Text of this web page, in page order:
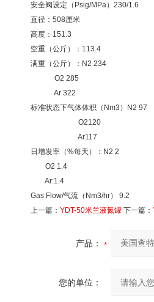
安全阀设定（ Psig/MPa） 230/1.6
直径： 508厘米
高度： 151.3
空重（公斤）： 113.4
满重（公斤）： N2 234
O2 285
Ar 322
标准状态下气体体积（ Nm3 ）
N2 97
O2120
Ar117
日增发率（%每天）： N2 2
O2 1.4
Ar:1.4
Gas Flow/气流（ Nm3/hr）
9.2
上一篇： YDT-50米兰液氮罐 下一篇：
产品：
您的单位：